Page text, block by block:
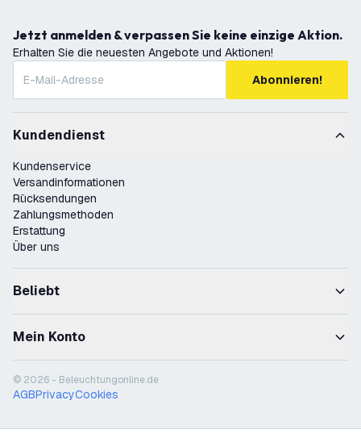
Jetzt anmelden & verpassen Sie keine einzige Aktion.
Erhalten Sie die neuesten Angebote und Aktionen!
Abonnieren!
Kundendienst
Kundenservice
Versandinformationen
Rücksendungen
Zahlungsmethoden
Erstattung
Über uns
Beliebt
Mein Konto
© 2026 - Beleuchtungonline.de
AGBPrivacyCookies